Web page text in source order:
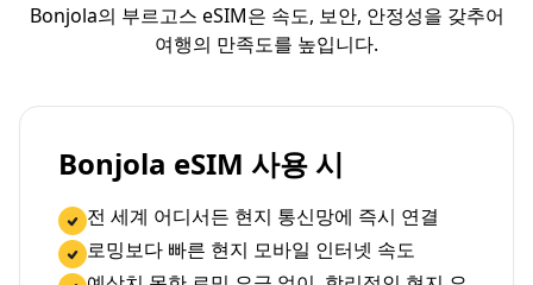
Bonjola의 부르고스 eSIM은 속도, 보안, 안정성을 갖추어
여행의 만족도를 높입니다.
Bonjola eSIM 사용 시
전 세계 어디서든 현지 통신망에 즉시 연결
로밍보다 빠른 현지 모바일 인터넷 속도